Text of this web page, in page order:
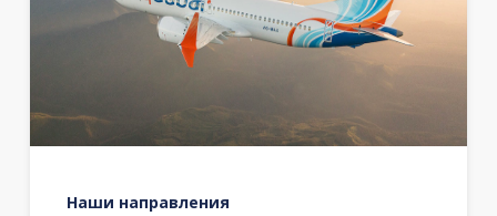
Наши направления